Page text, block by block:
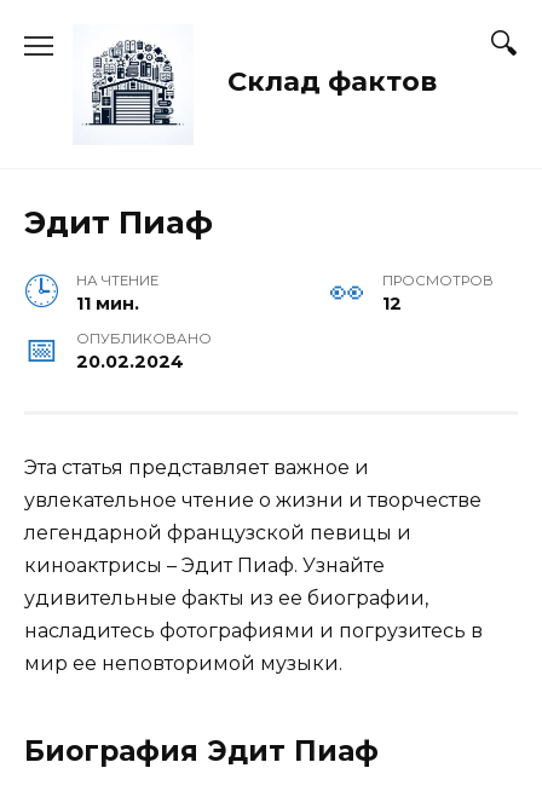
содержанию
Склад фактов
Эдит Пиаф
НА ЧТЕНИЕ
11 мин.
ПРОСМОТРОВ
12
ОПУБЛИКОВАНО
20.02.2024
Эта статья представляет важное и
увлекательное чтение о жизни и творчестве
легендарной французской певицы и
киноактрисы – Эдит Пиаф. Узнайте
удивительные факты из ее биографии,
насладитесь фотографиями и погрузитесь в
мир ее неповторимой музыки.
Биография Эдит Пиаф